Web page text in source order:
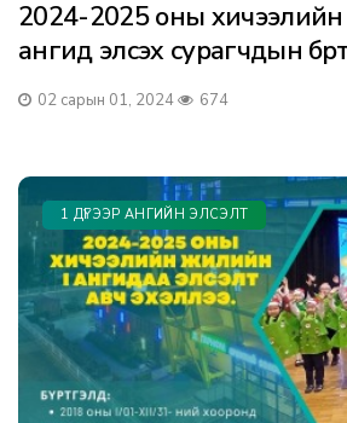
2024-2025 оны
ангид элсэх сурагчдын
02 сарын 01, 2024 674
1 ДҮГЭЭР АНГИЙН ЭЛСЭЛТ